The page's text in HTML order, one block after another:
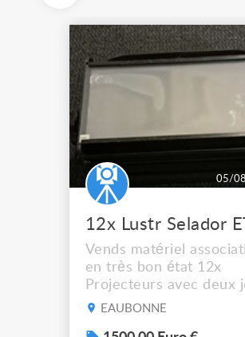
05/
Vends matériel
en très bon état 12x
Projecteurs avec deux
de filtre filtre Lustr
EAUBONNE